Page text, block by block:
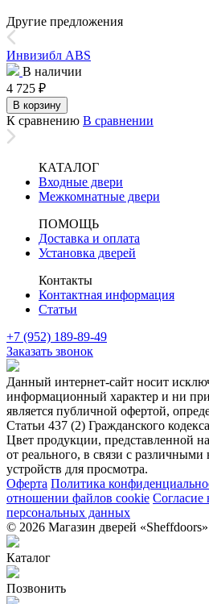
Другие предложения
Инвизибл ABS
В наличии
4 725 ₽
В корзину
К сравнению В сравнении
КАТАЛОГ
Входные двери
Межкомнатные двери
ПОМОЩЬ
Доставка и оплата
Установка дверей
Контакты
Контактная информация
Статьи
+7 (952) 189-89-49
Заказать звонок
Данный интернет-сайт носит
информационный характер и ни
является публичной офертой,
Статьи 437 (2) Гражданского
Цвет продукции, представленной
от реального, в связи с
устройств для просмотра.
Оферта Политика
отношении файлов cookie Согласие
персональных данных
© 2026 Магазин дверей «Sheffdoors»
Каталог
Позвонить